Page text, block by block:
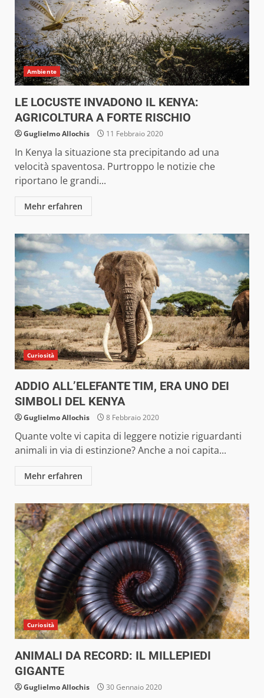
Ambiente
LE LOCUSTE INVADONO IL KENYA:
AGRICOLTURA A FORTE RISCHIO
Guglielmo Allochis 11 Febbraio 2020
In Kenya la situazione sta precipitando ad una
velocità spaventosa. Purtroppo le notizie che
riportano le grandi...
Mehr erfahren
Curiosità
ADDIO ALL’ELEFANTE TIM, ERA UNO DEI
SIMBOLI DEL KENYA
Guglielmo Allochis 8 Febbraio 2020
Quante volte vi capita di leggere notizie riguardanti
animali in via di estinzione? Anche a noi capita...
Mehr erfahren
Curiosità
ANIMALI DA RECORD: IL MILLEPIEDI
GIGANTE
Guglielmo Allochis 30 Gennaio 2020